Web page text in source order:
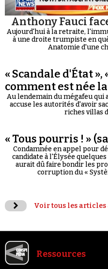
Anthony Fauci
Aujourd'hui à la retraite,
à une droite trumpiste en
Anatomie d'une
« Scandale d'État »,
comment est née
Au lendemain du mégafeu qui
accuse les autorités d'avoir
riches villas
« Tous pourris ! »
Condamnée en appel pour
candidate à l'Élysée
aurait dû faire bondir les
corruption du «
Voir tous les articles
Ressources